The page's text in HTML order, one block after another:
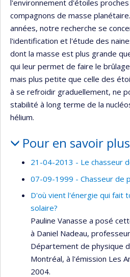
l'environnement d'étoiles
compagnons de masse
années, notre recherche se
l'identification et l'étude des
dont la masse est plus grande
qui leur permet de faire le
mais plus petite que celle des
à se refroidir graduellement, ne
stabilité à long terme de la
hélium.
Pour en savoir
21-04-2013 - Le chasseur
07-09-1999 - Chasseur de
D'où vient l'énergie qui fait
solaire?
Pauline Vanasse a posé
à Daniel Nadeau,
Département de physique
Montréal, à l'émission Les
2004.